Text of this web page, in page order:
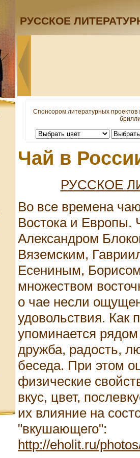
РУССКОЕ
Спонсором литературных
Чай в
РУССКОЕ
Во все времена
Востока и Европы.
Александром
Вяземским,
Есениным,
множеством
о чае несли
удовольствия. Как
упоминается
дружба, радость,
беседа. При этом
физические
вкус, цвет,
их влияние на
"вкушающего":
http://eholit.ru/